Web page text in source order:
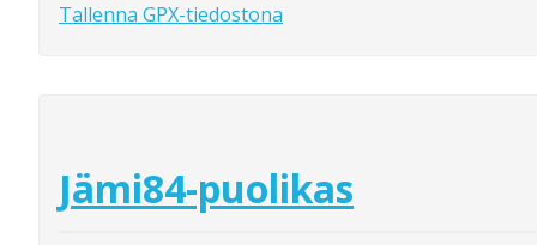
Tallenna GPX-tiedostona
Jämi84-puolikas